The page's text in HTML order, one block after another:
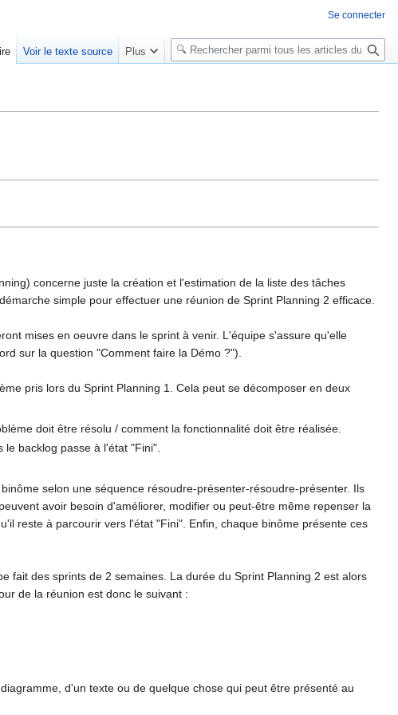
concerne juste la création et l'estimation de la liste des tâches
simple pour effectuer une réunion de Sprint Planning 2 efficace.
mises en oeuvre dans le sprint à venir. L'équipe s'assure qu'elle
sur la question "Comment faire la Démo ?").
pris lors du Sprint Planning 1. Cela peut se décomposer en deux
doit être résolu / comment la fonctionnalité doit être réalisée.
backlog passe à l'état "Fini".
selon une séquence résoudre-présenter-résoudre-présenter. Ils
avoir besoin d'améliorer, modifier ou peut-être même repenser la
reste à parcourir vers l'état "Fini". Enfin, chaque binôme présente ces
fait des sprints de 2 semaines. La durée du Sprint Planning 2 est alors
de la réunion est donc le suivant :
d'un texte ou de quelque chose qui peut être présenté au
Se connecter
Voir le texte source Plus
R
e
e